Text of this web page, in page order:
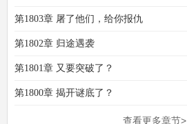
第1803章 屠了他们，给你报仇
第1802章 归途遇袭
第1801章 又要突破了？
第1800章 揭开谜底了？
查看更多章节>